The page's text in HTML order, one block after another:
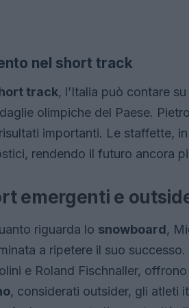
nel short track
track, l’Italia può contare
olimpiche del Paese.
importanti. Le staffette,
rendendo il futuro ancora
emergenti e
riguarda lo snowboard,
a ripetere il suo
e Roland Fischnaller,
, considerati outsider, gli atleti